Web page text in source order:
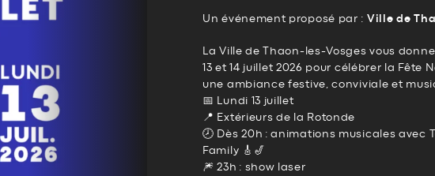
Un événement proposé par : Ville de
La Ville de Thaon-les-Vosges vous
13 et 14 juillet 2026 pour célébrer la Fête
une ambiance festive, conviviale et
📅 Lundi 13 juillet
📍 Extérieurs de la Rotonde
🕗 Dès 20h : animations musicales avec
Family 🎸🎷
🎆 23h : show laser